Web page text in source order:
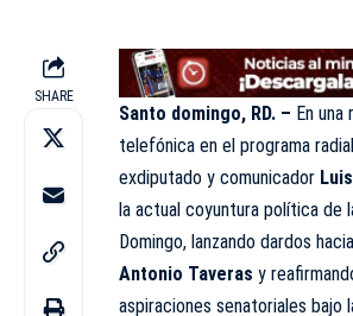
SHARE
Santo domingo, RD. – En
telefónica en el programa radial
exdiputado y comunicador
la actual coyuntura política de
Domingo, lanzando dardos
Antonio Taveras y
aspiraciones senatoriales bajo